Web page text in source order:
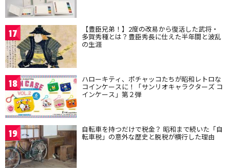
17 【豊臣兄弟！】2度の改易から復活した武将・
多賀秀種とは？豊臣秀長に仕えた半年間と波乱
の生涯
18 ハローキティ、ポチャッコたちが昭和レトロな
コインケースに！「サンリオキャラクターズ コ
インケース」第２弾
19 自転車を持つだけで税金？ 昭和まで続いた「自
転車税」の意外な歴史と脱税が横行した理由